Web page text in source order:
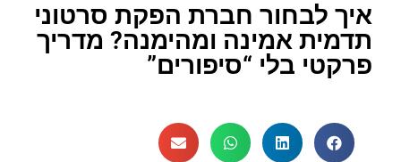
איך לבחור חברת הפקת סרטוני
תדמית אמינה ומהימנה? מדריך
פרקטי בלי “סיפורים”